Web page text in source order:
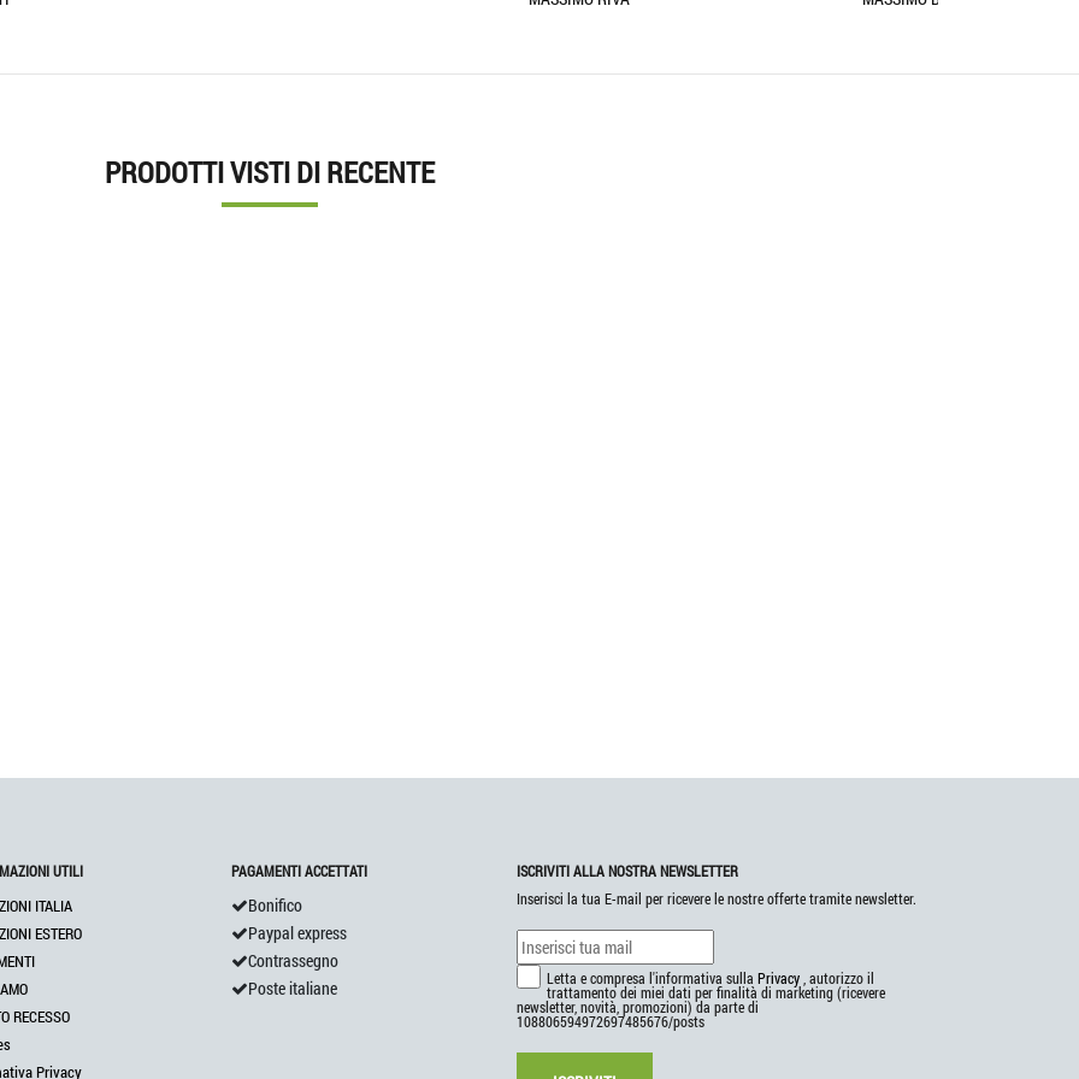
PRODOTTI VISTI DI RECENTE
UTILI
ITALIA
ESTERO
RECESSO
Privacy
PAGAMENTI ACCETTATI
Bonifico
Paypal express
Contrassegno
Poste italiane
ISCRIVITI ALLA NOSTRA NEWSLETTER
Inserisci la tua E-mail per ricevere le nostre offerte tramite newsletter.
Letta e compresa l'informativa sulla Privacy , autorizzo il
trattamento dei miei dati per finalità di marketing (ricevere
newsletter, novità, promozioni) da parte di
108806594972697485676/posts